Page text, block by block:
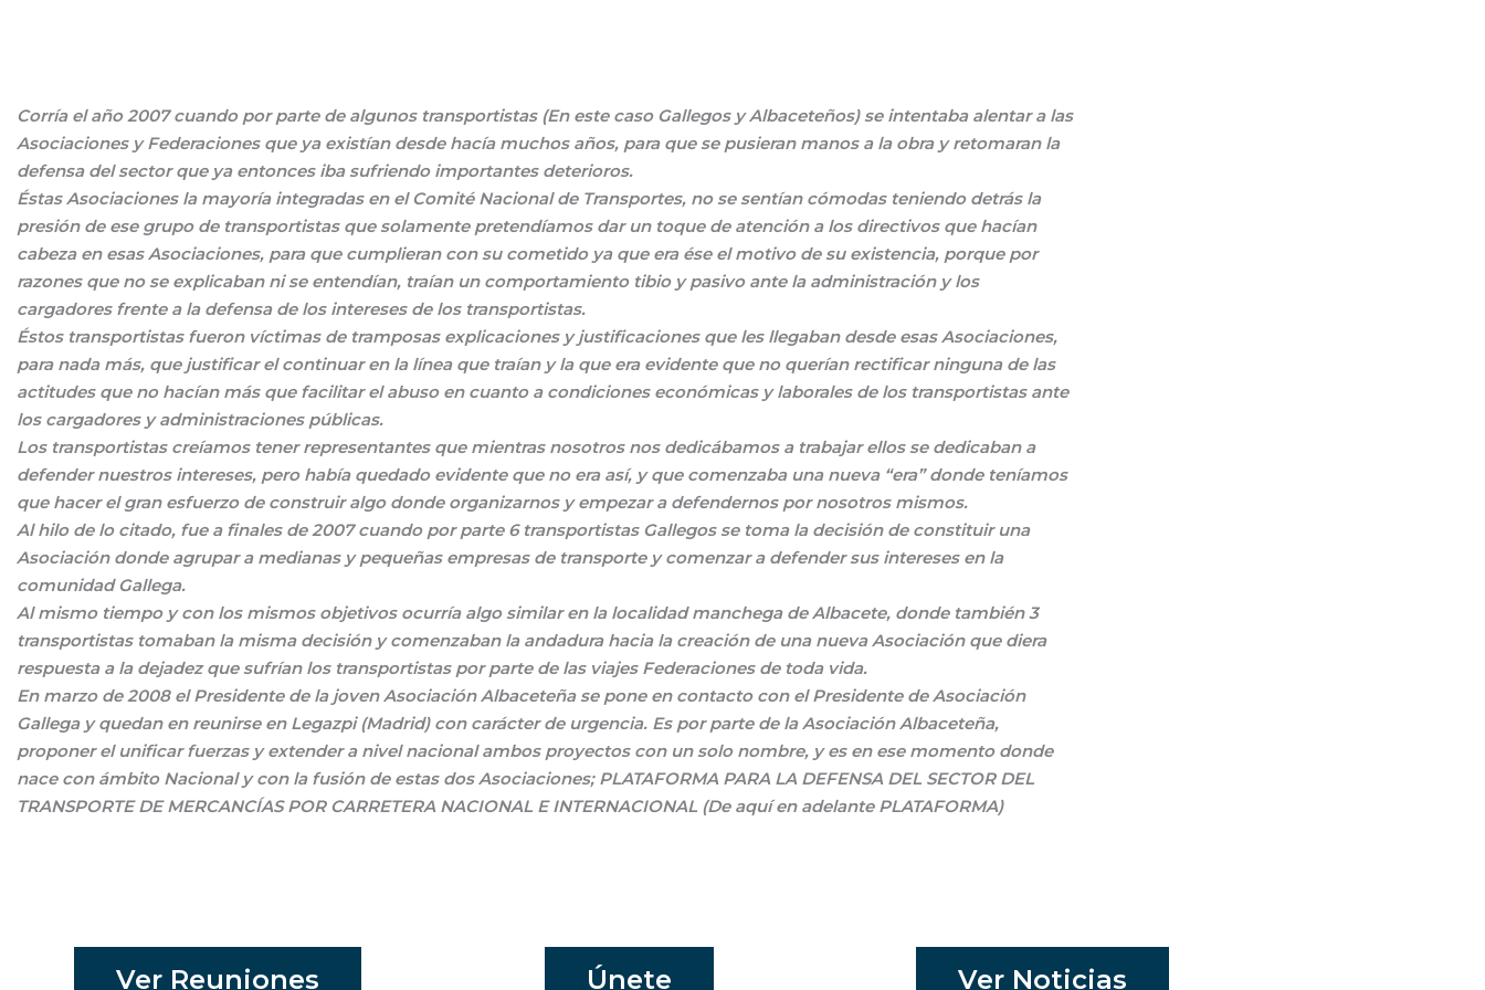
Corría el año 2007 cuando por parte de algunos transportistas (En este caso Gallegos y Albaceteños) se intentaba alentar a las
Asociaciones y Federaciones que ya existían desde hacía muchos años, para que se pusieran manos a la obra y retomaran la
defensa del sector que ya entonces iba sufriendo importantes deterioros.
Éstas Asociaciones la mayoría integradas en el Comité Nacional de Transportes, no se sentían cómodas teniendo detrás la
presión de ese grupo de transportistas que solamente pretendíamos dar un toque de atención a los directivos que hacían
cabeza en esas Asociaciones, para que cumplieran con su cometido ya que era ése el motivo de su existencia, porque por
razones que no se explicaban ni se entendían, traían un comportamiento tibio y pasivo ante la administración y los
cargadores frente a la defensa de los intereses de los transportistas.
Éstos transportistas fueron víctimas de tramposas explicaciones y justificaciones que les llegaban desde esas Asociaciones,
para nada más, que justificar el continuar en la línea que traían y la que era evidente que no querían rectificar ninguna de las
actitudes que no hacían más que facilitar el abuso en cuanto a condiciones económicas y laborales de los transportistas ante
los cargadores y administraciones públicas.
Los transportistas creíamos tener representantes que mientras nosotros nos dedicábamos a trabajar ellos se dedicaban a
defender nuestros intereses, pero había quedado evidente que no era así, y que comenzaba una nueva “era” donde teníamos
que hacer el gran esfuerzo de construir algo donde organizarnos y empezar a defendernos por nosotros mismos.
Al hilo de lo citado, fue a finales de 2007 cuando por parte 6 transportistas Gallegos se toma la decisión de constituir una
Asociación donde agrupar a medianas y pequeñas empresas de transporte y comenzar a defender sus intereses en la
comunidad Gallega.
Al mismo tiempo y con los mismos objetivos ocurría algo similar en la localidad manchega de Albacete, donde también 3
transportistas tomaban la misma decisión y comenzaban la andadura hacia la creación de una nueva Asociación que diera
respuesta a la dejadez que sufrían los transportistas por parte de las viajes Federaciones de toda vida.
En marzo de 2008 el Presidente de la joven Asociación Albaceteña se pone en contacto con el Presidente de Asociación
Gallega y quedan en reunirse en Legazpi (Madrid) con carácter de urgencia. Es por parte de la Asociación Albaceteña,
proponer el unificar fuerzas y extender a nivel nacional ambos proyectos con un solo nombre, y es en ese momento donde
nace con ámbito Nacional y con la fusión de estas dos Asociaciones; PLATAFORMA PARA LA DEFENSA DEL SECTOR DEL
TRANSPORTE DE MERCANCÍAS POR CARRETERA NACIONAL E INTERNACIONAL (De aquí en adelante PLATAFORMA)
Ver Reuniones Únete Ver Noticias